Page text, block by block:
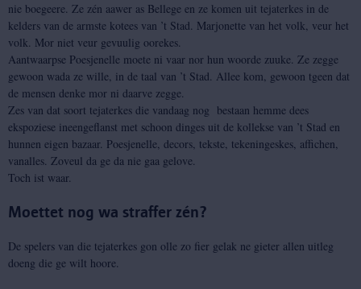
nie boegeere. Ze zén aawer as Bellege en ze komen uit tejaterkes in de
kelders van de armste kotees van ’t Stad. Marjonette van het volk, veur het
volk. Mor niet veur gevuulig oorekes.
Aantwaarpse Poesjenelle moete ni vaar nor hun woorde zuuke. Ze zegge
gewoon wada ze wille, in de taal van ’t Stad. Allee kom, gewoon tgeen dat
de mensen denke mor ni daarve zegge.
Zes van dat soort tejaterkes die vandaag nog bestaan hemme dees
ekspoziese ineengeflanst met schoon dinges uit de kollekse van ’t Stad en
hunnen eigen bazaar. Poesjenelle, decors, tekste, tekeningeskes, affichen,
vanalles. Zoveul da ge da nie gaa gelove.
Toch ist waar.
Moettet nog wa straffer zén?
De spelers van die tejaterkes gon olle zo fier gelak ne gieter allen uitleg
doeng die ge wilt hoore.